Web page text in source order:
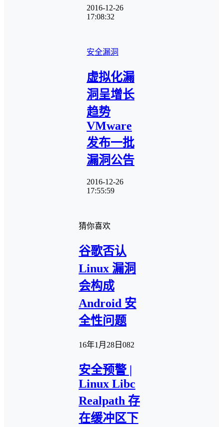
2016-12-26
17:08:32
安全漏洞
虚拟化漏
洞呈增长
趋势
VMware
发布一批
漏洞公告
2016-12-26
17:55:59
猜你喜欢
谷歌否认
Linux 漏洞
会构成
Android 安
全性问题
16年1月28日 082
安全预警 |
Linux Libc
Realpath 存
在缓冲区下